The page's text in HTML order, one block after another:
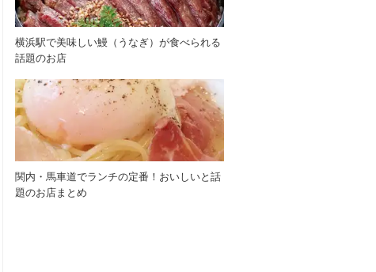
横浜駅で美味しい鰻（うなぎ）が食べられる
話題のお店
関内・馬車道でランチの定番！おいしいと話
題のお店まとめ